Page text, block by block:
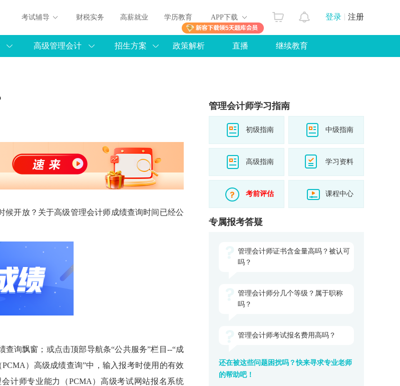
登录 注册
考试辅导 财税实务 高薪就业 学历教育 APP下载
高级管理会计 招生方案 政策解析 直播 继续教育
候开放？关于高级管理会计师成绩查询时间已经公
询飘窗；或点击顶部导航条“公共服务”栏目--“成
）高级成绩查询”中，输入报考时使用的有效
计师专业能力（PCMA）高级考试网站报名系统
管理会计师学习指南
初级指南 中级指南
高级指南 学习资料
考前评估 课程中心
专属报考答疑
管理会计师证书含金量高吗？被认可
吗？
管理会计师分几个等级？属于职称
吗？
管理会计师考试报名费用高吗？
还在被这些问题困扰吗？快来寻求专业老师
的帮助吧！